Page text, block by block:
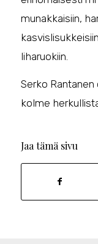
munakkaisiin,
liharuokiin.
Serko
kolme
Jaa tämä sivu